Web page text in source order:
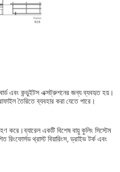
এবং কন্ডুইটস এক্সট্রুশনের জন্য ব্যবহৃত হয়।
তৈরিতে ব্যবহার করা যেতে পারে।
করে।ব্যারেল একটি বিশেষ বায়ু কুলিং সিস্টেম
রিংফোর্সড থ্রাস্ট বিয়ারিংস, ড্রাইভ টর্ক এবং